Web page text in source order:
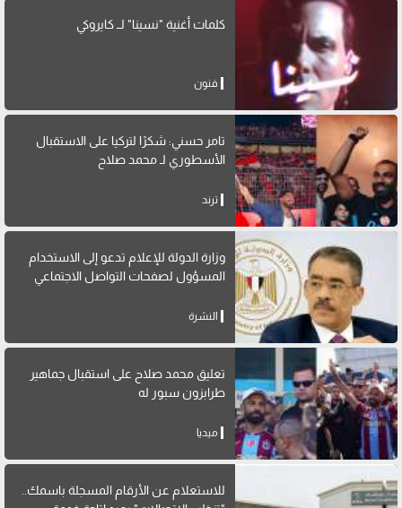
كلمات أغنية "نسينا" لــ كايروكي
فنون
تامر حسني: شكرًا لتركيا على الاستقبال
الأسطوري لـ محمد صلاح
ترند
وزارة الدولة للإعلام تدعو إلى الاستخدام
المسؤول لصفحات التواصل الاجتماعي
النشرة
تعليق محمد صلاح على استقبال جماهير
طرابزون سبور له
ميديا
للاستعلام عن الأرقام المسجلة باسمك..